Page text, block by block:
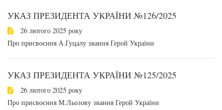
УКАЗ ПРЕЗИДЕНТА УКРАЇНИ №126/2025
26 лютого 2025 року
Про присвоєння А.Гуцалу звання Герой України
УКАЗ ПРЕЗИДЕНТА УКРАЇНИ №125/2025
26 лютого 2025 року
Про присвоєння М.Льозову звання Герой України